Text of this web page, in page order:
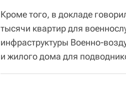
Кроме того, в докладе
тысячи квартир для
инфраструктуры Военно-
и жилого дома для